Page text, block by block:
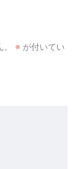
※ が付いてい